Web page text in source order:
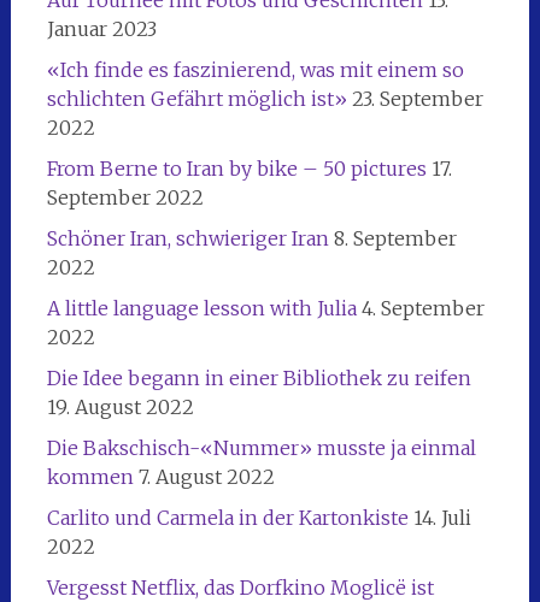
Januar 2023
«Ich finde es faszinierend, was mit einem so
schlichten Gefährt möglich ist» 23. September
2022
From Berne to Iran by bike – 50 pictures 17.
September 2022
Schöner Iran, schwieriger Iran 8. September
2022
A little language lesson with Julia 4. September
2022
Die Idee begann in einer Bibliothek zu reifen
19. August 2022
Die Bakschisch-«Nummer» musste ja einmal
kommen 7. August 2022
Carlito und Carmela in der Kartonkiste 14. Juli
2022
Vergesst Netflix, das Dorfkino Moglicë ist